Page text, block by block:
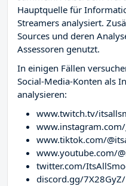
Hauptquelle für
Streamers analysiert.
Sources und deren
Assessoren genutzt.
In einigen Fällen
Social-Media-Konten als
analysieren:
www.twitch.tv/
www.tiktok.com/
www.youtube.com/
twitter.com/
discord.gg/7X28GyZ/